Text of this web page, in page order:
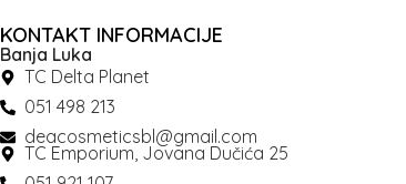
KONTAKT INFORMACIJE
Banja Luka
TC Delta Planet
051 498 213
deacosmeticsbl@gmail.com
TC Emporium, Jovana Dučića 25